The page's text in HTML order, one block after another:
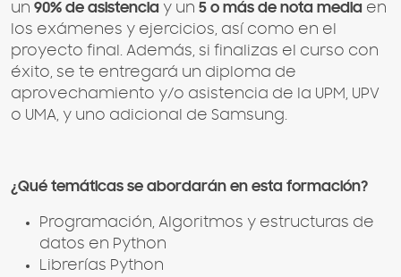
un 90% de asistencia y un 5 o más de nota media en
los exámenes y ejercicios, así como en el
proyecto final. Además, si finalizas el curso con
éxito, se te entregará un diploma de
aprovechamiento y/o asistencia de la UPM, UPV
o UMA, y uno adicional de Samsung.
¿Qué temáticas se abordarán en esta formación?
Programación, Algoritmos y estructuras de
datos en Python
Librerías Python